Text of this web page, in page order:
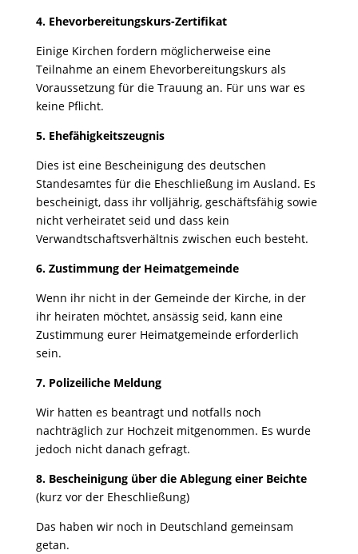
4. Ehevorbereitungskurs-Zertifikat
Einige Kirchen fordern möglicherweise eine
Teilnahme an einem Ehevorbereitungskurs als
Voraussetzung für die Trauung an. Für uns war es
keine Pflicht.
5. Ehefähigkeitszeugnis
Dies ist eine Bescheinigung des deutschen
Standesamtes für die Eheschließung im Ausland. Es
bescheinigt, dass ihr volljährig, geschäftsfähig sowie
nicht verheiratet seid und dass kein
Verwandtschaftsverhältnis zwischen euch besteht.
6. Zustimmung der Heimatgemeinde
Wenn ihr nicht in der Gemeinde der Kirche, in der
ihr heiraten möchtet, ansässig seid, kann eine
Zustimmung eurer Heimatgemeinde erforderlich
sein.
7. Polizeiliche Meldung
Wir hatten es beantragt und notfalls noch
nachträglich zur Hochzeit mitgenommen. Es wurde
jedoch nicht danach gefragt.
8. Bescheinigung über die Ablegung einer Beichte
(kurz vor der Eheschließung)
Das haben wir noch in Deutschland gemeinsam
getan.